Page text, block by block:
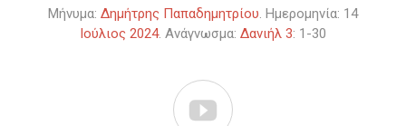
Μήνυμα: Δημήτρης Παπαδημητρίου. Ημερομηνία: 14
Ιούλιος 2024. Ανάγνωσμα: Δανιήλ 3: 1-30
